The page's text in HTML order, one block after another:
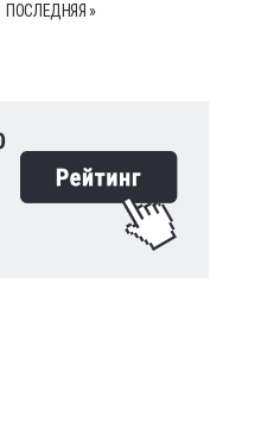
ПОСЛЕДНЯЯ »